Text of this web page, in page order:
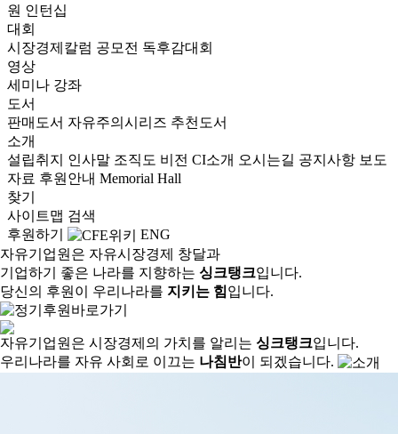
원 인턴십
대회
시장경제칼럼 공모전 독후감대회
영상
세미나 강좌
도서
판매도서 자유주의시리즈 추천도서
소개
설립취지 인사말 조직도 비전 CI소개 오시는길 공지사항 보도
자료 후원안내 Memorial Hall
찾기
사이트맵 검색
후원하기
ENG
자유기업원은 자유시장경제 창달과
기업하기 좋은 나라를 지향하는 싱크탱크입니다.
당신의 후원이 우리나라를 지키는 힘입니다.
자유기업원은 시장경제의 가치를 알리는 싱크탱크입니다.
우리나라를 자유 사회로 이끄는 나침반이 되겠습니다.